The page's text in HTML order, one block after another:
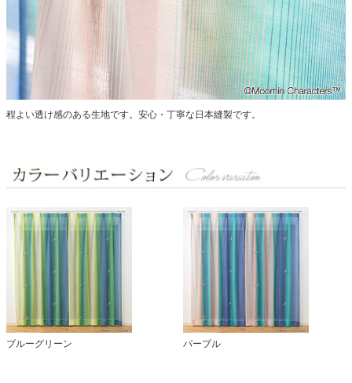
程よい透け感のある生地です。安心・丁寧な日本縫製です。
ブルーグリーン パープル